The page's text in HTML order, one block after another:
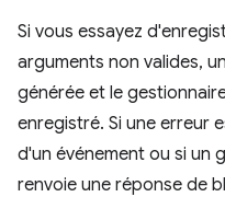
Si vous essayez
arguments non valides,
générée et le
enregistré. Si une erreur
d'un événement ou si un
renvoie une réponse de